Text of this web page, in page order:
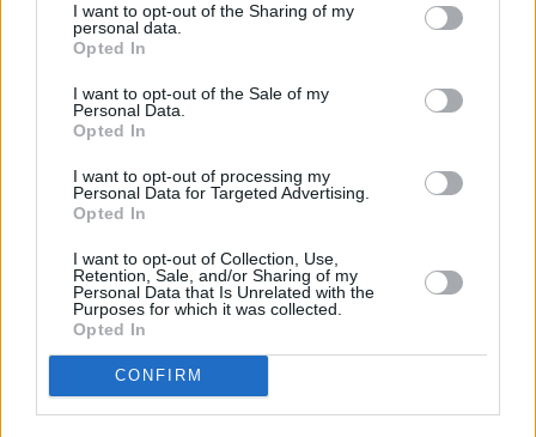
I want to opt-out of the Sharing of my
personal data.
Opted In
I want to opt-out of the Sale of my
Personal Data.
Opted In
I want to opt-out of processing my
Personal Data for Targeted Advertising.
Opted In
I want to opt-out of Collection, Use,
Retention, Sale, and/or Sharing of my
Personal Data that Is Unrelated with the
Purposes for which it was collected.
Opted In
CONFIRM
Πριν 6 ημέρες
Τρίτος στη σφαιροβολία στη διεθνή συνάντηση